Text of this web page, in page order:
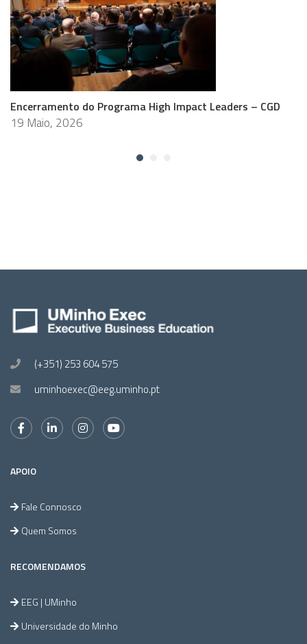
Encerramento do Programa High Impact Leaders – CGD
19 Maio, 2026
(+351) 253 604 575
uminhoexec@eeg.uminho.pt
APOIO
Fale Connosco
Quem Somos
RECOMENDAMOS
EEG | UMinho
Universidade do Minho